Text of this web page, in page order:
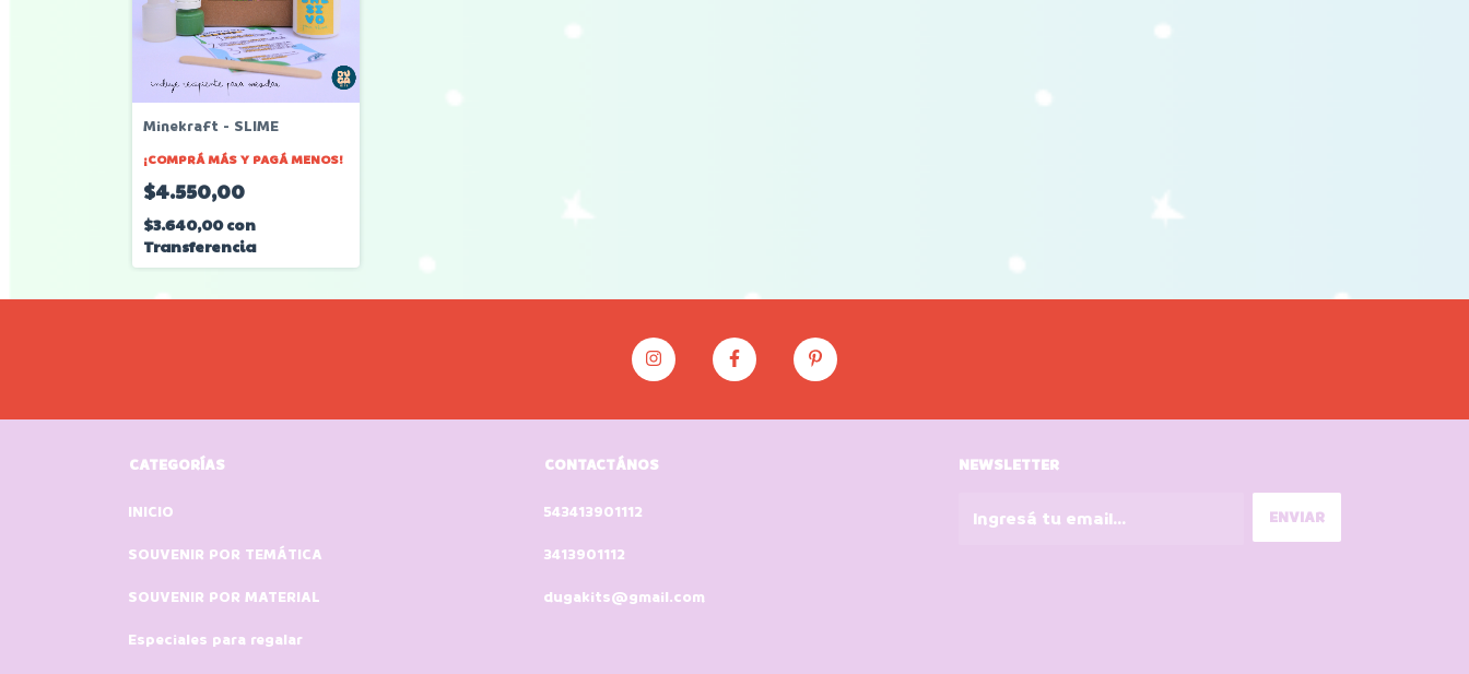
Minekraft - SLIME
¡COMPRÁ MÁS Y PAGÁ MENOS!
$4.550,00
$3.640,00con
Transferencia
CATEGORÍAS
INICIO
SOUVENIR POR TEMÁTICA
SOUVENIR POR MATERIAL
Especiales para regalar
CONTACTÁNOS
543413901112
3413901112
dugakits@gmail.com
NEWSLETTER